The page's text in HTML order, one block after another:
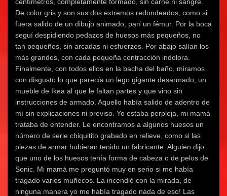
De color gris y son sus dos extremos redondeados, como si
fuera salido de un dibujo animado, parí un fémur. Por la boca
seguí despidiendo pedazos de huesos más pequeños, no
tan pequeños, sin arcadas ni esfuerzos. Por abajo salían los
más grandes, con cada pequeña contracción indolora.
Finalmente, con todos ellos en la bacha del baño, miramos
con disgusto lo que parecía un lego gigante desarmado, un
mueble de Ikea al que le faltan partes y que vino sin
instrucciones de armado. Aquello había salido de adentro de
mí sin explicaciones ni previso. Yo estaba perpleja, mi mamá
trataba de entender. Le encontramos a algunos huesos un
número de serie chiquitito grabado en relieve, como si las
piezas de armar hubieran tenido un fabricante. Alguien dijo
que uno de los huesos tenía forma de cabeza o de pelos de
Sonic. Mi mamá me preguntó muy en serio si me había
tragado varios muñecos. La incendié con la mirada, de
ninguna manera yo me había tragado nada de eso! Las